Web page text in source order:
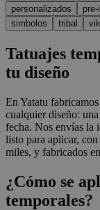
personalizados
simbolos
tribal
Tatuajes
tu diseño
En Yatatu fabricamos
cualquier diseño:
fecha. Nos envías la
listo para aplicar,
miles, y fabricados
¿Cómo se
temporales?